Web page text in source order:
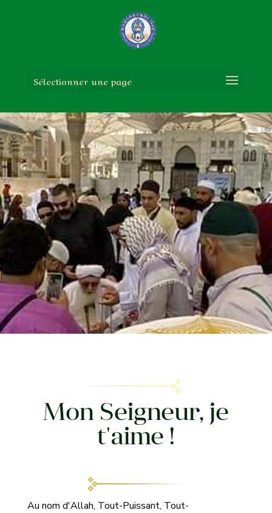
Sélectionner une page
Mon Seigneur, je
t'aime !
Au nom d'Allah, Tout-Puissant, Tout-